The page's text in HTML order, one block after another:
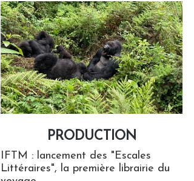
PRODUCTION
IFTM : lancement des "Escales
Littéraires", la première librairie du